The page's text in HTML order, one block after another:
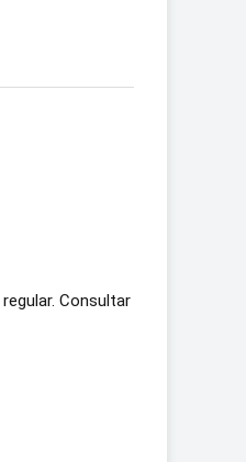
Consultar